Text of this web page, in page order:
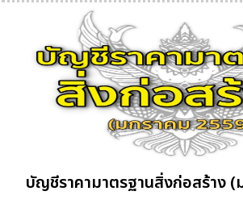
บัญชีราคามาตรฐานสิ่งก่อสร้าง (